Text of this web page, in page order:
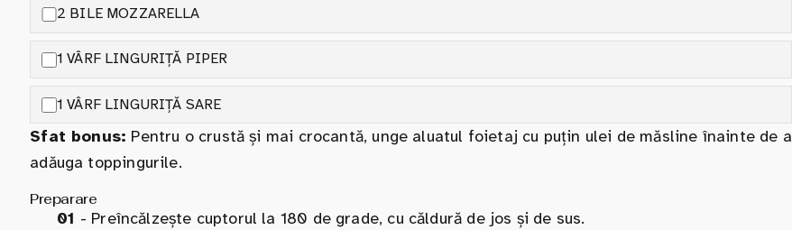
2 BILE MOZZARELLA
1 VÂRF LINGURIȚĂ PIPER
1 VÂRF LINGURIȚĂ SARE
Sfat bonus: Pentru o crustă și mai crocantă, unge aluatul foietaj cu puțin ulei de măsline înainte de a
adăuga toppingurile.
Preparare
01 - Preîncălzește cuptorul la 180 de grade, cu căldură de jos și de sus.